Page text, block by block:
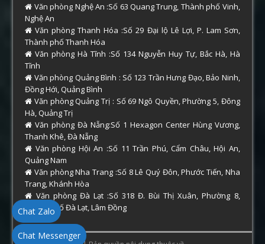
Văn phòng Nghệ An :Số 63 Quang Trung, Thành phố Vinh,
Nghệ An
Văn phòng Thanh Hóa :Số 29 Đại lộ Lê Lợi, P. Lam Sơn,
Thành phố Thanh Hóa
Văn phòng Hà Tĩnh :Số 134 Nguyễn Huy Tự, Bắc Hà, Hà
Tĩnh
Văn phòng Quảng Bình : Số 123 Trần Hưng Đạo, Bảo Ninh,
Đồng Hới, Quảng Bình
Văn phòng Quảng Trị : Số 69 Ngô Quyền, Phường 5, Đông
Hà, Quảng Trị
Văn phòng Đà Nẵng:Số 1 Hexagon Center Hùng Vương,
Thanh Khê, Đà Nẵng
Văn phòng Hội An :Số 11 Trần Phú, Cẩm Châu, Hội An,
Quảng Nam
Văn phòng Nha Trang :Số 8 Lê Quý Đôn, Phước Tiến, Nha
Trang, Khánh Hòa
Văn phòng Đà Lạt :Số 318 Đ. Bùi Thị Xuân, Phường 8,
Thành phố Đà Lạt, Lâm Đồng
Chat Zalo
Chat Messenger